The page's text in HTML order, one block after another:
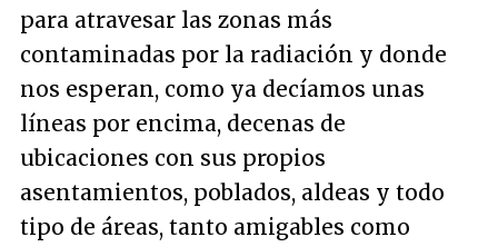
para atravesar las zonas más
contaminadas por la radiación y donde
nos esperan, como ya decíamos unas
líneas por encima, decenas de
ubicaciones con sus propios
asentamientos, poblados, aldeas y todo
tipo de áreas, tanto amigables como